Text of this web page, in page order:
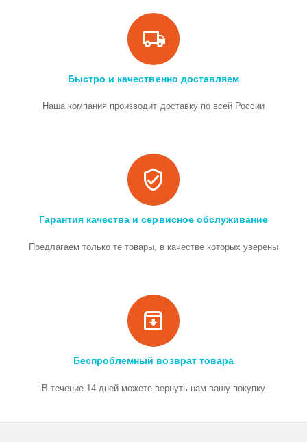
Быстро и качественно доставляем
Наша компания производит доставку по всей России
Гарантия качества и сервисное обслуживание
Предлагаем только те товары, в качестве которых уверены
Беспроблемный возврат товара
В течение 14 дней можете вернуть нам вашу покупку